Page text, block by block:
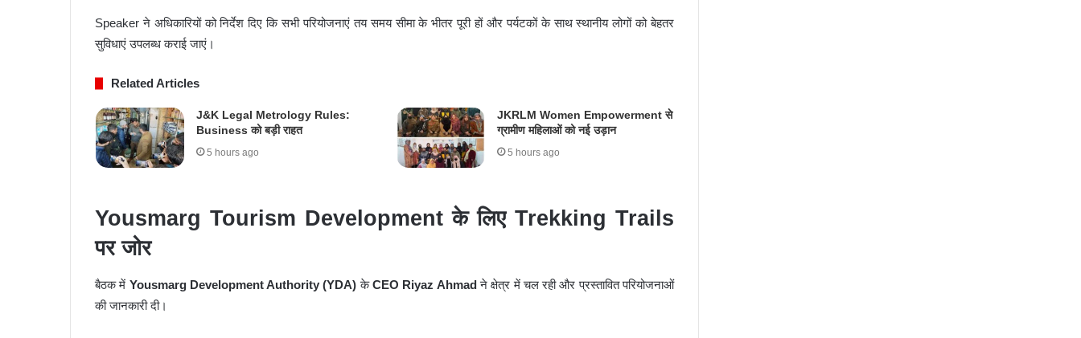
Speaker ने अधिकारियों को निर्देश दिए कि सभी परियोजनाएं तय समय सीमा के भीतर पूरी हों और पर्यटकों के साथ स्थानीय लोगों को बेहतर
सुविधाएं उपलब्ध कराई जाएं।
Related Articles
J&K Legal Metrology Rules:
Business को बड़ी राहत
5 hours ago
JKRLM Women Empowerment से
ग्रामीण महिलाओं को नई उड़ान
5 hours ago
Yousmarg Tourism Development के लिए Trekking Trails
पर जोर
बैठक में Yousmarg Development Authority (YDA) केCEO Riyaz Ahmadने क्षेत्र में चल रही और प्रस्तावित परियोजनाओं
की जानकारी दी।